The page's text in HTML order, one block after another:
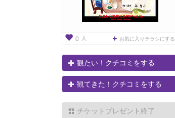
0 人 お気に入りチラシにする
観たい！クチコミをする
観てきた！クチコミをする
チケットプレゼント終了